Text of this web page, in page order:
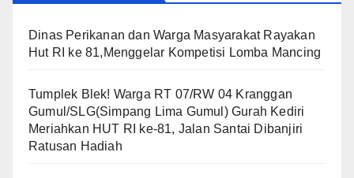
Dinas Perikanan dan Warga Masyarakat Rayakan
Hut RI ke 81,Menggelar Kompetisi Lomba Mancing
Tumplek Blek! Warga RT 07/RW 04 Kranggan
Gumul/SLG(Simpang Lima Gumul) Gurah Kediri
Meriahkan HUT RI ke-81, Jalan Santai Dibanjiri
Ratusan Hadiah